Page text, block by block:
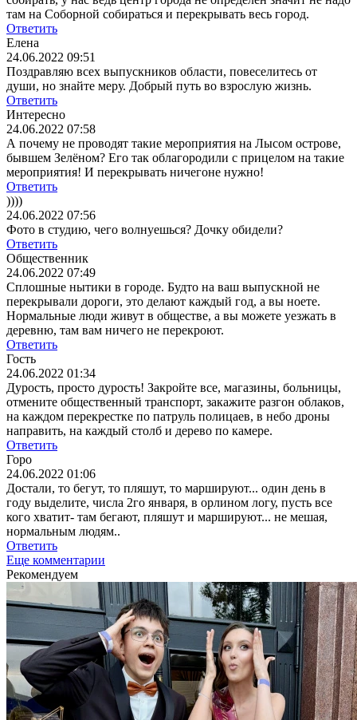
там на Соборной собираться и перекрывать весь город.
Ответить
Елена
24.06.2022 09:51
Поздравляю всех выпускников области, повеселитесь от
души, но знайте меру. Добрый путь во взрослую жизнь.
Ответить
Интересно
24.06.2022 07:58
А почему не проводят такие мероприятия на Лысом острове,
бывшем Зелёном? Его так облагородили с прицелом на такие
мероприятия! И перекрывать ничегоне нужно!
Ответить
))))
24.06.2022 07:56
Фото в студию, чего волнуешься? Дочку обидели?
Ответить
Общественник
24.06.2022 07:49
Сплошные нытики в городе. Будто на ваш выпускной не
перекрывали дороги, это делают каждый год, а вы ноете.
Нормальные люди живут в обществе, а вы можете уезжать в
деревню, там вам ничего не перекроют.
Ответить
Гость
24.06.2022 01:34
Дурость, просто дурость! Закройте все, магазины, больницы,
отмените общественный транспорт, закажите разгон облаков,
на каждом перекрестке по патруль полицаев, в небо дроны
направить, на каждый столб и дерево по камере.
Ответить
Горо
24.06.2022 01:06
Достали, то бегут, то пляшут, то маршируют... один день в
году выделите, числа 2го января, в орлином логу, пусть все
кого хватит- там бегают, пляшут и маршируют... не мешая,
нормальным людям..
Ответить
Еще комментарии
Рекомендуем